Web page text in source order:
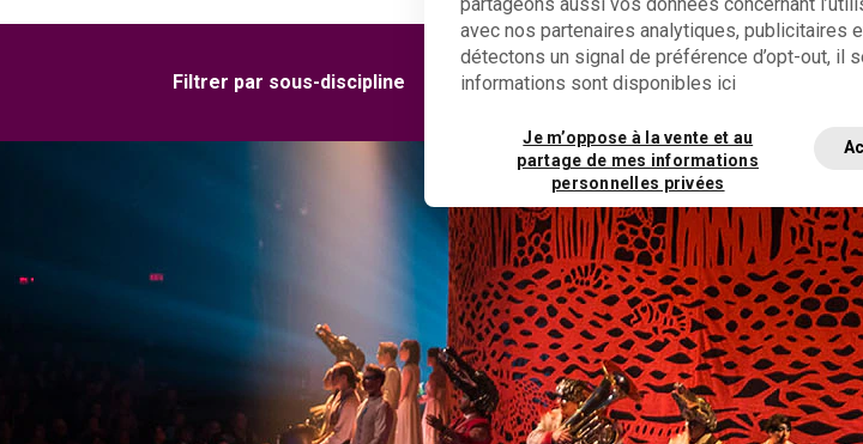
Filtrer par sous-discipline Multi-instrumentistes
avec nos partenaires analytiques, publicitaires
détectons un signal de préférence d’opt-out, il
informations sont disponibles ici
Je m’oppose à la vente et au
partage de mes informations
personnelles privées